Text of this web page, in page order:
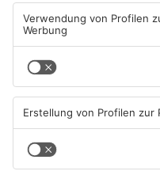
Diese Maislabyrinthe im
Primaveraland haben schon
geöffnet
08.08.2026, 09:45 UHR IN
TOPNEWS